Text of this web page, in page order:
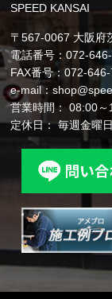
SPEED KANSAI
〒567-0067 大阪府
電話番号：072-
FAX番号：072-
e-mail：
営業時間： 08:00
定休日： 毎週金曜